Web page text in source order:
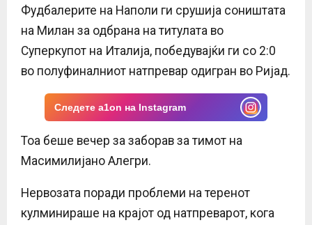
N
U
Фудбалерите на Наполи ги срушија соништата
на Милан за одбрана на титулата во
Суперкупот на Италија, победувајќи ги со 2:0
во полуфиналниот натпревар одигран во Ријад.
Следете a1on на Instagram
Тоа беше вечер за заборав за тимот на
Масимилијано Алегри.
Нервозата поради проблеми на теренот
кулминираше на крајот од натпреварот, кога